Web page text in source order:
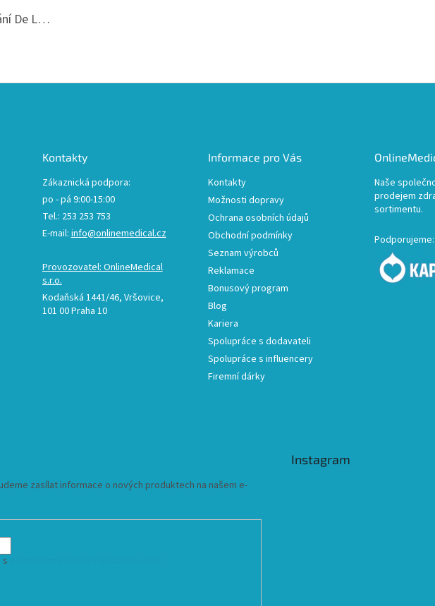
Priessnitz Kloubní mazání De Luxe, 200ml
Kontakty
Zákaznická podpora:
po - pá 9:00-15:00
Tel.: 253 253 753
E-mail: info@onlinemedical.cz
Provozovatel: OnlineMedical
s.r.o.
Kodaňská 1441/46, Vršovice,
101 00 Praha 10
Informace pro Vás
Kontakty
Možnosti dopravy
Ochrana osobních údajů
Obchodní podmínky
Seznam výrobců
Reklamace
Bonusový program
Blog
Kariera
Spolupráce s dodavateli
Spolupráce s influencery
Firemní dárky
Naše
prodejem
sortimentu.
Podporujeme:
zasílat informace o nových produktech na našem e-
s
Instagram